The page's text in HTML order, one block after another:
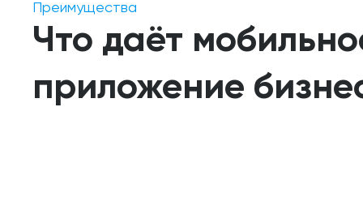
Преимущества
Что даёт
приложение